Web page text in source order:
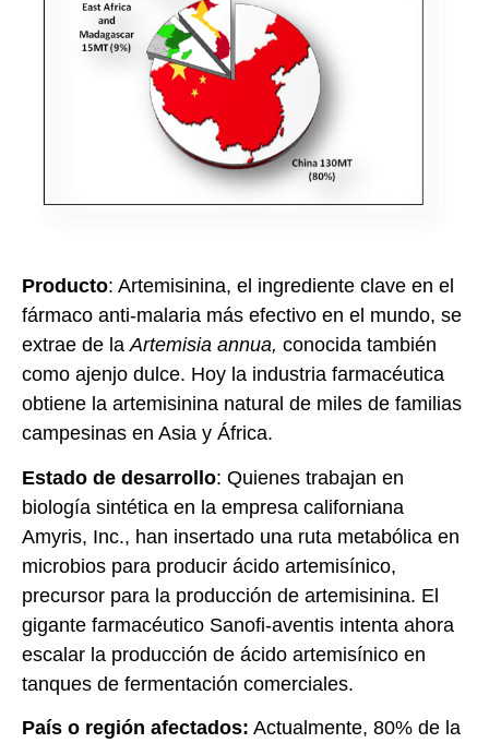
Producto: Artemisinina, el ingrediente clave en el
fármaco anti-malaria más efectivo en el mundo, se
extrae de laArtemisia annua, conocida también
como ajenjo dulce. Hoy la industria farmacéutica
obtiene la artemisinina natural de miles de familias
campesinas en Asia y África.
Estado de desarrollo: Quienes trabajan en
biología sintética en la empresa californiana
Amyris, Inc., han insertado una ruta metabólica en
microbios para producir ácido artemisínico,
precursor para la producción de artemisinina. El
gigante farmacéutico Sanofi-aventis intenta ahora
escalar la producción de ácido artemisínico en
tanques de fermentación comerciales.
País o región afectados: Actualmente, 80% de la